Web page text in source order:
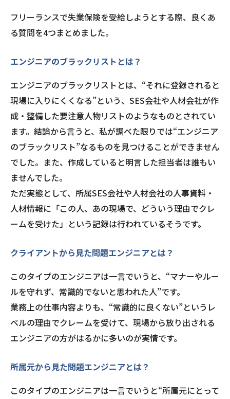
フリーランスで失業保険を受給しようとする際、良くあ
る質問を4つまとめました。
エンジニアのブラックリストとは？
エンジニアのブラックリストとは、“それに登録されると
現場に入りにくくなる”という、SES会社や人材会社が作
成・整備した要注意人物リストのようなものとされてい
ます。結論から言うと、私が調べた限りでは“エンジニア
のブラックリスト”なるものを見つけることができません
でした。また、作成していると明言した担当者は誰もい
ませんでした。
ただ実態として、所属SES会社や人材会社の人事資料・
人材情報に「この人、あの現場で、どういう理由でクレ
ームを受けた」という記録は行われているそうです。
クライアントから見た問題エンジニアとは？
このタイプのエンジニアは一言でいうと、“マナーやルー
ルを守れず、常識的でないと思われた人”です。
業務上の仕事内容よりも、“常識的に良くない”というレ
ベルの理由でクレームを受けて、現場から放り出される
エンジニアの方がはるかに多いのが実情です。
所属元から見た問題エンジニアとは？
このタイプのエンジニアは一言でいうと“所属元にとって